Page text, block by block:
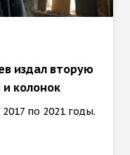
издал вторую
и колонок
по 2021 годы.